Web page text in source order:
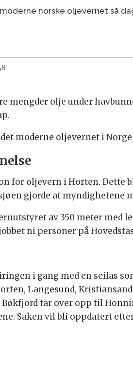
norske oljevernet så
mengder olje under
moderne oljevernet i Norge
for oljevern i Horten.
gjorde at myndighetene
av 350 meter med
ni personer på
i gang med en seilas
Langesund,
tar over opp til
Saken vil bli oppdatert